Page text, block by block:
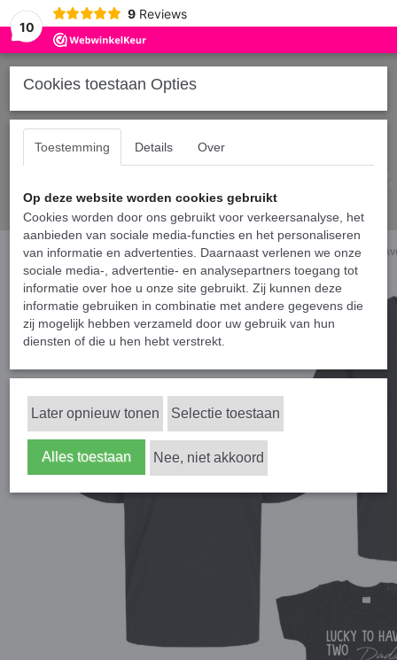
10
9 Reviews
Home › Shirts gezin › Matching shirts voor twee vaders en kind - Lucky to
Cookies toestaan Opties
Toestemming Details Over
Op deze website worden cookies gebruikt
Cookies worden door ons gebruikt voor verkeersanalyse, het
aanbieden van sociale media-functies en het personaliseren
van informatie en advertenties. Daarnaast verlenen we onze
sociale media-, advertentie- en analysepartners toegang tot
informatie over hoe u onze site gebruikt. Zij kunnen deze
informatie gebruiken in combinatie met andere gegevens die
zij mogelijk hebben verzameld door uw gebruik van hun
diensten of die u hen hebt verstrekt.
Later opnieuw tonen Selectie toestaan
Alles toestaan Nee, niet akkoord